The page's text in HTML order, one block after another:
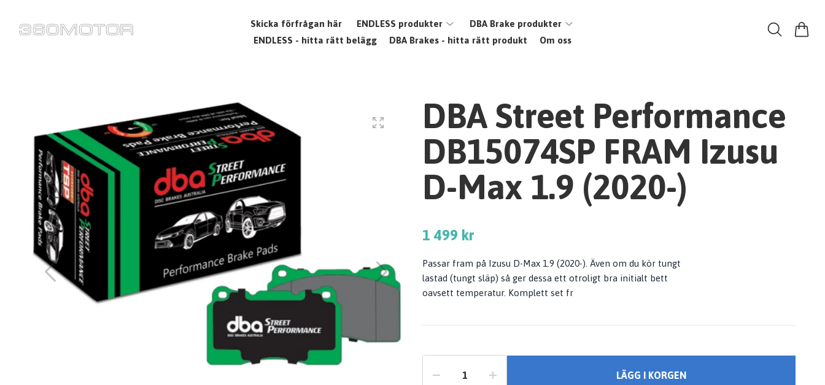
Skicka förfrågan här ENDLESS produkter
DBA Brake produkter
ENDLESS - hitta rätt belägg
DBA Brakes - hitta rätt produkt Om oss
DBA Street Performance
DB15074SP FRAM Izusu
D-Max 1.9 (2020-)
1 499 kr
Passar fram på Izusu D-Max 1.9 (2020-). Även om du kör tungt
lastad (tungt släp) så ger dessa ett otroligt bra initialt bett
oavsett temperatur. Komplett set fr
LÄGG I KORGEN